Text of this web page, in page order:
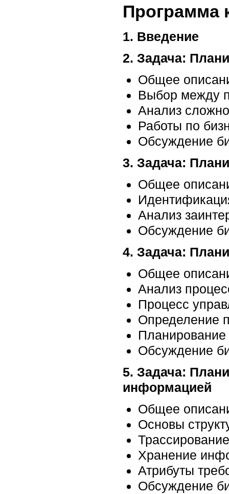
Программа
1. Введение
2. Задача:
Общее
Выбор между
Анализ
Работы по
Обсуждение
3. Задача:
Общее
Анализ
Обсуждение
4. Задача:
Общее
Анализ
Процесс
Определение
Обсуждение
5. Задача:
информацией
Общее
Основы
Трассирование
Хранение
Атрибуты
Обсуждение